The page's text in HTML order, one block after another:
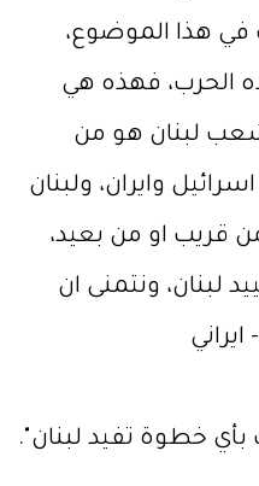
في هذا الموضوع،
الحرب، فهذه هي
لبنان هو من
وايران، ولبنان
من قريب او من بعيد،
لبنان، ونتمنى ان
بأي خطوة تفيد لبنان".